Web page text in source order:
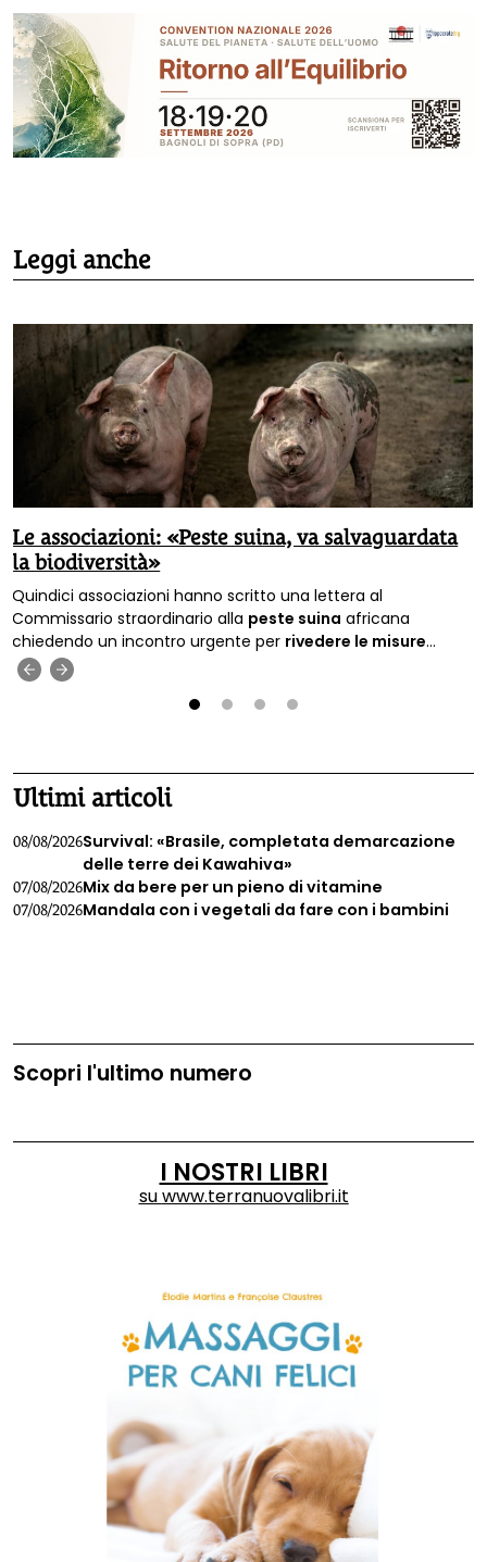
Leggi anche
Le associazioni: «Peste suina, va salvaguardata
la biodiversità»
Quindici associazioni hanno scritto una lettera al
Commissario straordinario alla peste suina africana
chiedendo un incontro urgente per rivedere le misure
previste per contrastare l’emergenza sul territorio nazionale.
Ultimi articoli
08/08/2026Survival: «Brasile, completata demarcazione
delle terre dei Kawahiva»
07/08/2026Mix da bere per un pieno di vitamine
07/08/2026Mandala con i vegetali da fare con i bambini
Scopri l'ultimo numero
I NOSTRI LIBRI
suwww.terranuovalibri.it